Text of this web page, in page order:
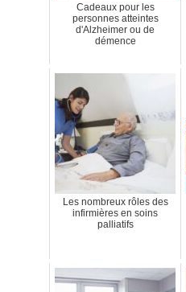
Cadeaux pour les
personnes atteintes
d'Alzheimer ou de
démence
Les nombreux rôles des
infirmières en soins
palliatifs